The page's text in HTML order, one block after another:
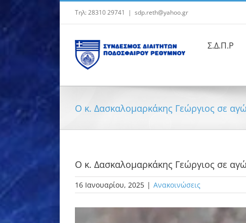
περιεχόμενο
Τηλ: 28310 29741 | sdp.reth@yahoo.gr
Σ.Δ.Π.Ρ
Ο κ. Δασκαλομαρκάκης Γεώργιος σε
Ο κ. Δασκαλομαρκάκης Γεώργιος σε
16 Ιανουαρίου, 2025 | Ανακοινώσεις